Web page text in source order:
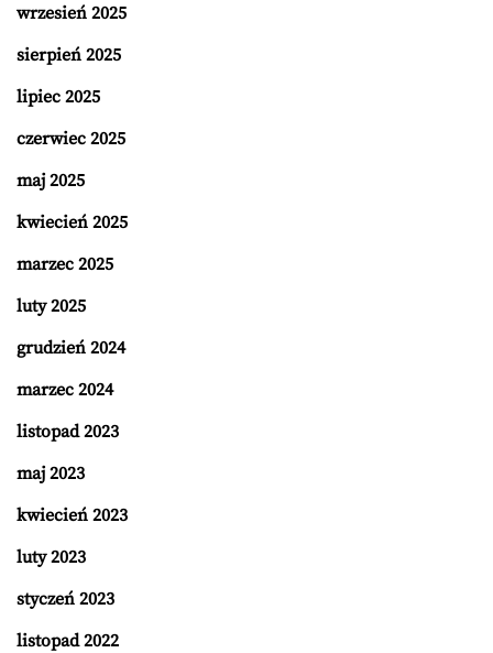
wrzesień 2025
sierpień 2025
lipiec 2025
czerwiec 2025
maj 2025
kwiecień 2025
marzec 2025
luty 2025
grudzień 2024
marzec 2024
listopad 2023
maj 2023
kwiecień 2023
luty 2023
styczeń 2023
listopad 2022